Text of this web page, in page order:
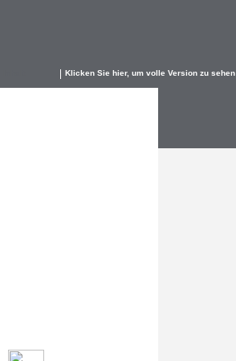
Klicken Sie hier, um volle Version zu sehen